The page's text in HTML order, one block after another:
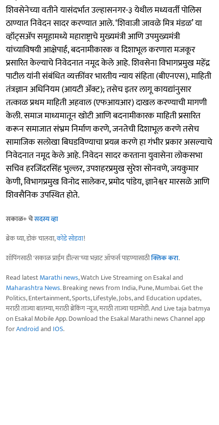
शिवसेनेच्या वतीने यासंदर्भात उल्हासनगर-३ येथील मध्यवर्ती पोलिस
ठाण्यात निवेदन सादर करण्यात आले. ‘शिवाजी जावळे मित्र मंडळ’ या
व्हॉट्सॲप समूहामध्ये महाराष्ट्राचे मुख्यमंत्री आणि उपमुख्यमंत्री
यांच्याविषयी आक्षेपार्ह, बदनामीकारक व दिशाभूल करणारा मजकूर
प्रसारित केल्याचे निवेदनात नमूद केले आहे. शिवसेना विभागप्रमुख महेंद्र
पाटील यांनी संबंधित व्यक्तींवर भारतीय न्याय संहिता (बीएनएस), माहिती
तंत्रज्ञान अधिनियम (आयटी ॲक्ट); तसेच इतर लागू कायद्यांनुसार
तत्काळ प्रथम माहिती अहवाल (एफआयआर) दाखल करण्याची मागणी
केली. समाज माध्यमातून खोटी आणि बदनामीकारक माहिती प्रसारित
करून समाजात संभ्रम निर्माण करणे, जनतेची दिशाभूल करणे तसेच
सामाजिक सलोखा बिघडविण्याचा प्रयत्न करणे हा गंभीर प्रकार असल्याचे
निवेदनात नमूद केले आहे. निवेदन सादर करताना युवासेना लोकसभा
सचिव हरजिंदरसिंह भुल्लर, उपशहरप्रमुख सुरेश सोनवणे, जयकुमार
केणी, विभागप्रमुख विनोद सालेकर, प्रमोद पांडेय, ज्ञानेश्वर मारसळे आणि
शिवसैनिक उपस्थित होते.
सकाळ+ चेसदस्य व्हा
ब्रेक घ्या, डोकं चालवा,कोडे सोडवा!
शॉपिंगसाठी 'सकाळ प्राईम डील्स'च्या भन्नाट ऑफर्स पाहण्यासाठीक्लिक करा.
Read latestMarathi news, Watch Live Streaming on Esakal and
Maharashtra News. Breaking news from India, Pune, Mumbai. Get the
Politics, Entertainment, Sports, Lifestyle, Jobs, and Education updates,
मराठी ताज्या बातम्या, मराठी ब्रेकिंग न्यूज, मराठी ताज्या घडामोडी. And Live taja batmya
on Esakal Mobile App. Download the Esakal Marathi news Channel app
forAndroidand IOS.